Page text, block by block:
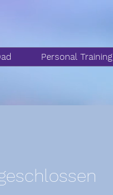
Personal Training